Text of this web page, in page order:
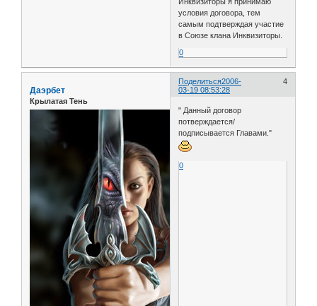
условия договора, тем
самым подтверждая участие
в Союзе клана Инквизиторы.
0
Поделиться 4
2006-
03-19 08:53:28
Даэрбет
Крылатая Тень
" Данный договор
потверждается/
подписывается Главами."
0